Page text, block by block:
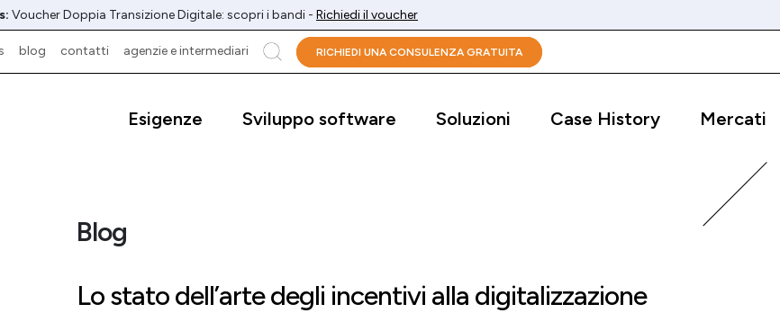
Voucher Doppia Transizione Digitale: scopri i bandi - Richiedi il voucher
blog contatti agenzie e intermediari cerca
RICHIEDI UNA CONSULENZA GRATUITA
Esigenze Sviluppo software Soluzioni Case History Mercati
Blog
Lo stato dell’arte degli incentivi alla digitalizzazione